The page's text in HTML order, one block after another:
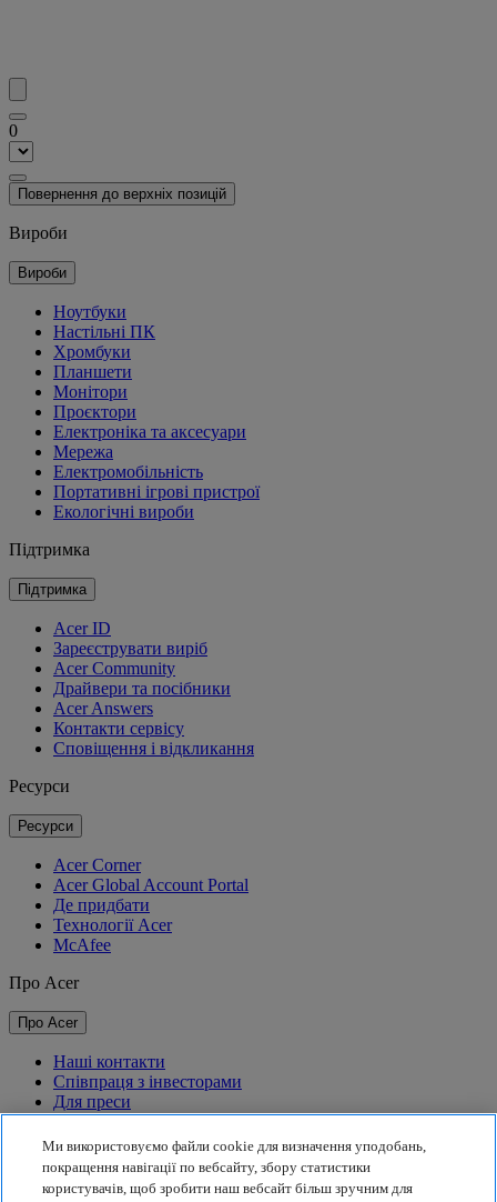
0
Повернення до верхніх позицій
Вироби
Вироби
Ноутбуки
Настільні ПК
Хромбуки
Планшети
Монітори
Проєктори
Електроніка та аксесуари
Мережа
Електромобільність
Портативні ігрові пристрої
Екологічні вироби
Підтримка
Підтримка
Acer ID
Зареєструвати виріб
Acer Community
Драйвери та посібники
Acer Answers
Контакти сервісу
Сповіщення і відкликання
Ресурси
Ресурси
Acer Corner
Acer Global Account Portal
Де придбати
Технології Acer
McAfee
Про Acer
Про Acer
Наші контакти
Співпраця з інвесторами
Для преси
Нагороди
Події
Сталий розвиток
Ми використовуємо файли cookie для визначення уподобань,
покращення навігації по вебсайту, збору статистики
користувачів, щоб зробити наш вебсайт більш зручним для